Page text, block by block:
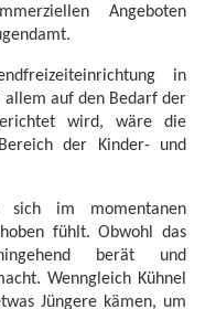
Angeboten
in
auf den Bedarf der
wird, wäre die
der Kinder- und
im momentanen
fühlt. Obwohl das
berät und
Wenngleich Kühnel
Jüngere kämen, um